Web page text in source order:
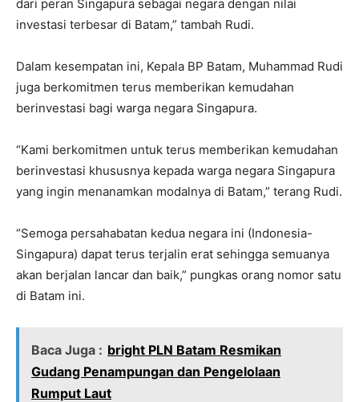
dari peran Singapura sebagai negara dengan nilai
investasi terbesar di Batam,” tambah Rudi.
Dalam kesempatan ini, Kepala BP Batam, Muhammad Rudi
juga berkomitmen terus memberikan kemudahan
berinvestasi bagi warga negara Singapura.
“Kami berkomitmen untuk terus memberikan kemudahan
berinvestasi khususnya kepada warga negara Singapura
yang ingin menanamkan modalnya di Batam,” terang Rudi.
“Semoga persahabatan kedua negara ini (Indonesia-
Singapura) dapat terus terjalin erat sehingga semuanya
akan berjalan lancar dan baik,” pungkas orang nomor satu
di Batam ini.
Baca Juga : bright PLN Batam Resmikan
Gudang Penampungan dan Pengelolaan
Rumput Laut